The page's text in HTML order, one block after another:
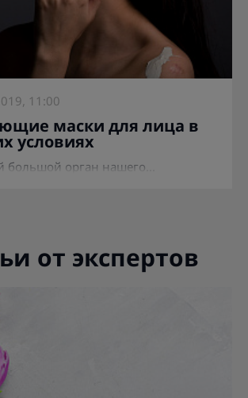
11:00
маски для лица в
условиях
большой орган нашего...
от экспертов